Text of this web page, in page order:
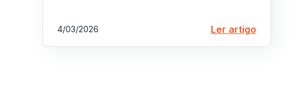
4/03/2026 Ler artigo